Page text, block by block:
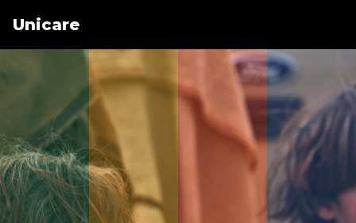
Unicare